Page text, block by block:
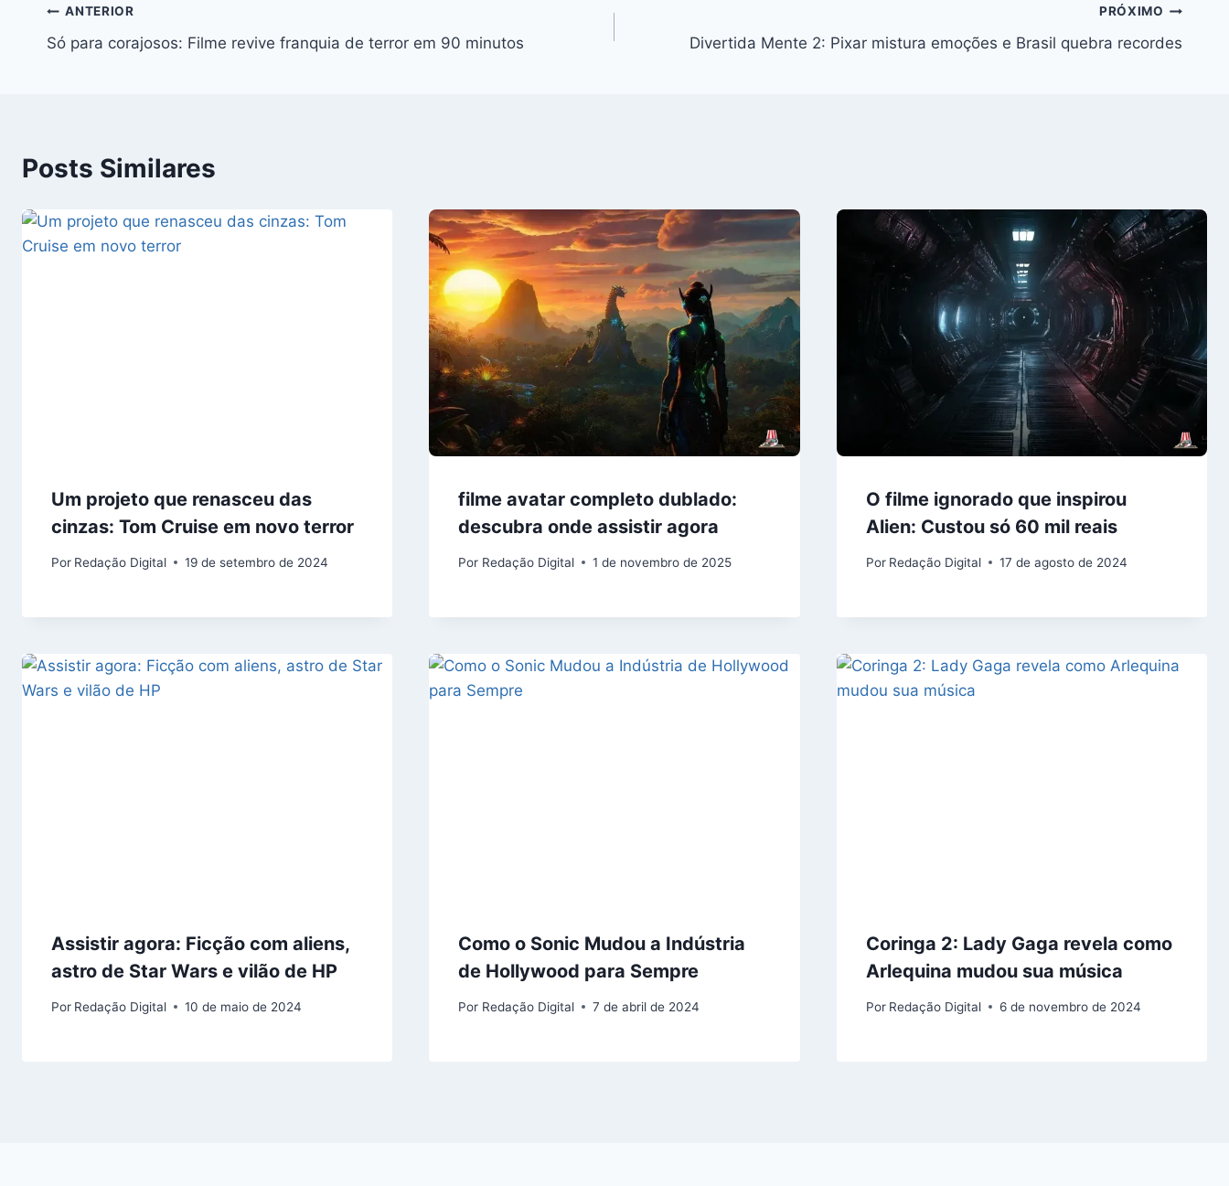
Navegação
de
ANTERIOR
Só para corajosos: Filme revive franquia de terror em 90 minutos
PRÓXIMO
Divertida Mente 2: Pixar mistura emoções e Brasil quebra recordes
Posts Similares
Um projeto que renasceu das
cinzas: Tom Cruise em novo terror
Por Redação Digital 19 de setembro de 2024
filme avatar completo dublado:
descubra onde assistir agora
Por Redação Digital 1 de novembro de 2025
O filme ignorado que inspirou
Alien: Custou só 60 mil reais
Por Redação Digital 17 de agosto de 2024
Assistir agora: Ficção com aliens,
astro de Star Wars e vilão de HP
Por Redação Digital 10 de maio de 2024
Como o Sonic Mudou a Indústria
de Hollywood para Sempre
Por Redação Digital 7 de abril de 2024
Coringa 2: Lady Gaga revela como
Arlequina mudou sua música
Por Redação Digital 6 de novembro de 2024